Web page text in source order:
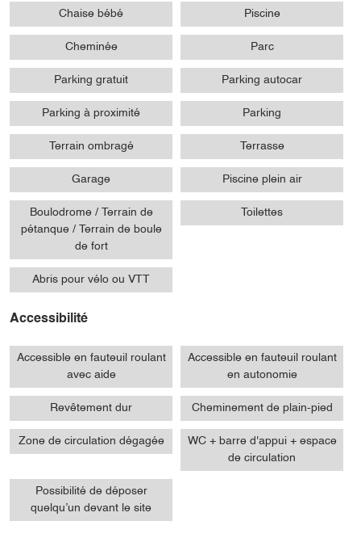
Chaise bébé Piscine
Cheminée Parc
Parking gratuit Parking autocar
Parking à proximité Parking
Terrain ombragé Terrasse
Garage Piscine plein air
Boulodrome / Terrain de
pétanque / Terrain de boule
de fort
Toilettes
Abris pour vélo ou VTT
Accessibilité
Accessible en fauteuil roulant
avec aide
Accessible en fauteuil roulant
en autonomie
Revêtement dur Cheminement de plain-pied
Zone de circulation dégagée
WC + barre d'appui + espace
de circulation
Possibilité de déposer
quelqu’un devant le site